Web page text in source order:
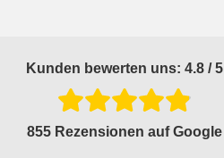
Kunden bewerten uns: 4.8 / 5
855 Rezensionen auf Google